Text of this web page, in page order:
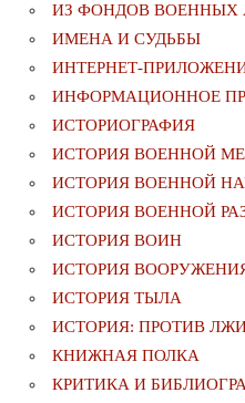
ИЗ ФОНДОВ ВОЕННЫХ
ИМЕНА И СУДЬБЫ
ИНТЕРНЕТ-
ИНФОРМАЦИОННОЕ
ИСТОРИОГРАФИЯ
ИСТОРИЯ ВОЕННОЙ
ИСТОРИЯ ВОЕННОЙ
ИСТОРИЯ ВОЕННОЙ
ИСТОРИЯ ВОИН
ИСТОРИЯ
ИСТОРИЯ ТЫЛА
ИСТОРИЯ: ПРОТИВ
КНИЖНАЯ ПОЛКА
КРИТИКА И